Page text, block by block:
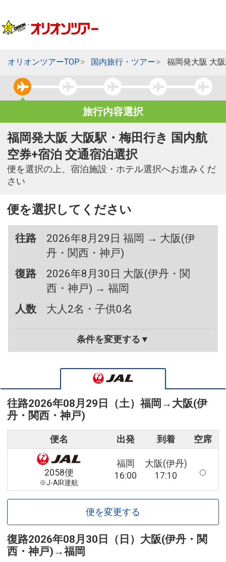
オリオンツアーTOP 国内旅行・ツアー 福岡発大阪 大
旅行内容選択
福岡発大阪 大阪駅・梅田行き 国内航
空券+宿泊 交通宿泊選択
便を選択の上、宿泊施設・ホテル選択へお進みくだ
さい
便を選択してください
往路
2026年8月29日 福岡 → 大阪(伊
丹・関西・神戸)
復路
2026年8月30日 大阪(伊丹・関
西・神戸) → 福岡
人数
大人2名・子供0名
条件を変更する▼
往路2026年08月29日（土）福岡 → 大阪(伊
丹・関西・神戸)
便名 出発 到着 空席
2058便
※J-AIR運航
福岡
16:00
大阪(伊丹)
17:10
便を変更する
復路2026年08月30日（日） 大阪(伊丹・関
西・神戸) →福岡